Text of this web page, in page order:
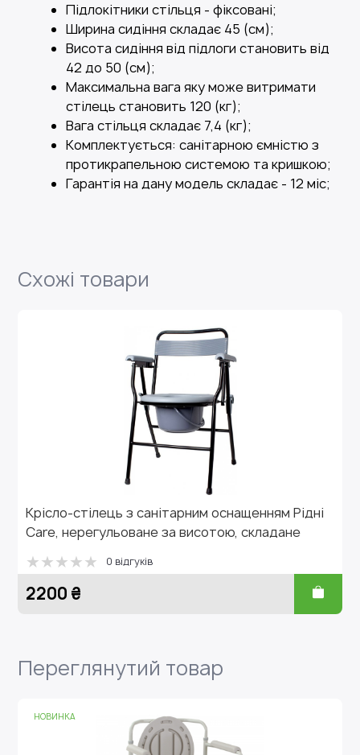
Підлокітники стільця - фіксовані;
Ширина сидіння складає 45 (см);
Висота сидіння від підлоги становить від
42 до 50 (см);
Максимальна вага яку може витримати
стілець становить 120 (кг);
Вага стільця складає 7,4 (кг);
Комплектується: санітарною ємністю з
протикрапельною системою та кришкою;
Гарантія на дану модель складає - 12 міс;
Схожі товари
з санітарним оснащенням Рідні
за висотою, складане
0 відгуків
Стілець-
1198 ₴
Переглянутий товар
НОВИНКА